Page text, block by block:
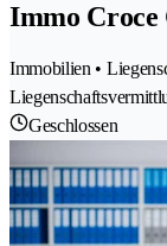
Immo
Immobilien •
Geschlossen